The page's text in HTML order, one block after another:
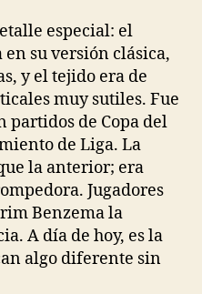
especial: el
su versión clásica,
y el tejido era de
muy sutiles. Fue
de Copa del
de Liga. La
la anterior; era
Jugadores
Benzema la
A día de hoy, es la
algo diferente sin